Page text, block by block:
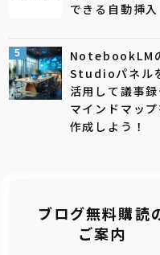
できる自動挿入
5
NotebookLM
Studioパネル
活用して議事録
マインドマップ
作成しよう！
ブログ無料購読
ご案内